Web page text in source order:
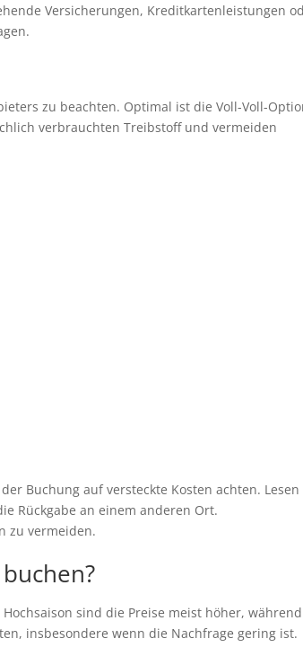
Versicherungen, Kreditkartenleistungen
zu beachten. Optimal ist die Voll-Voll-
verbrauchten Treibstoff und vermeiden
Buchung auf versteckte Kosten achten. Lesen
Rückgabe an einem anderen Ort.
zu vermeiden.
sind die Preise meist höher,
insbesondere wenn die Nachfrage gering ist.